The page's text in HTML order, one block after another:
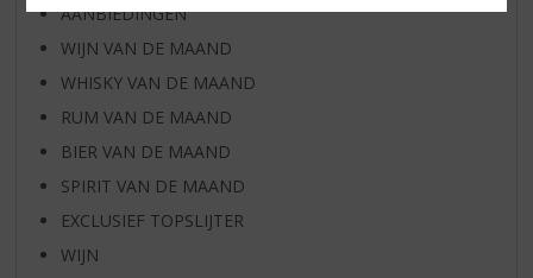
AANBIEDINGEN
WIJN VAN DE MAAND
WHISKY VAN DE MAAND
RUM VAN DE MAAND
BIER VAN DE MAAND
SPIRIT VAN DE MAAND
EXCLUSIEF TOPSLIJTER
WIJN